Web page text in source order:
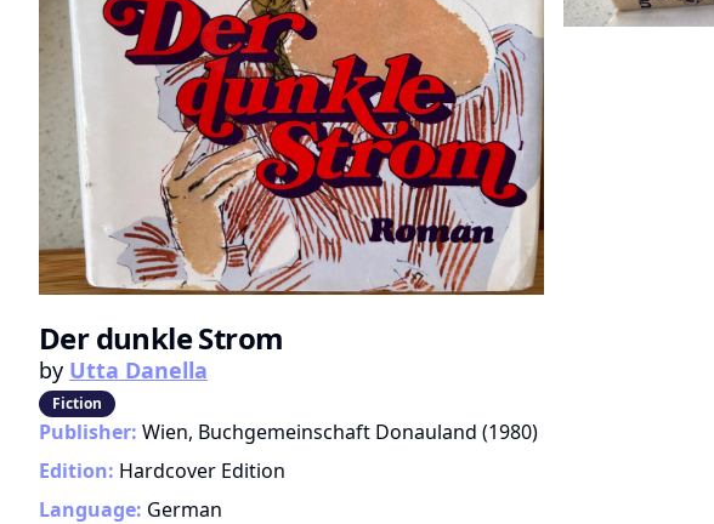
Der dunkle Strom
by Utta Danella
Fiction
Publisher: Wien, Buchgemeinschaft Donauland (1980)
Edition: Hardcover Edition
Language: German